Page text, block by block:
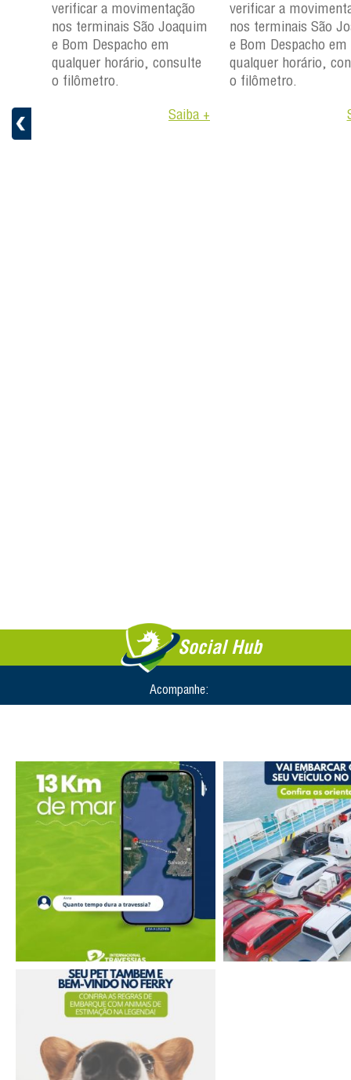
+
verificar a movimentação
nos terminais São Joaquim
e Bom Despacho em
qualquer horário, consulte
o filômetro.
Saiba +
verificar a
nos terminais São
e Bom Despacho em
qualquer horário,
o filômetro.
Social Hub
Acompanhe: